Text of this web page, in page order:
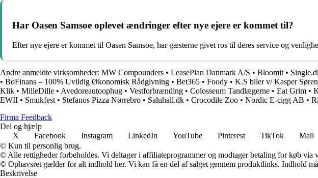
Har Oasen Samsoe oplevet ændringer efter nye ejere er kommet til?
Efter nye ejere er kommet til Oasen Samsoe, har gæsterne givet ros til deres service og
Andre anmeldte virksomheder: MW Compounders • LeasePlan Danmark A/S • Bloomit •
• BoFinans – 100% Uvildig Økonomisk Rådgivning • Bet365 • Foody • K.S biler v/ Kasper
Klik • MilleDille • Avedoreautoophug • Vestforbrænding • Colosseum Tandlægerne • Eat Grim •
EWII • Smukfest • Stefanos Pizza Nørrebro • Saluhall.dk • Crocodile Zoo • Nordic E-cigg AB •
Firma Feedback
Del og hjælp
X
Facebook Instagram LinkedIn YouTube Pinterest TikTok Mail
© Kun til personlig brug.
© Alle rettigheder forbeholdes. Vi deltager i affiliateprogrammer og modtager betaling for køb via
© Ophavsret gælder for alt indhold her. Vi kan få en del af salget gennem produktlinks. Indhold
Beskrivelse